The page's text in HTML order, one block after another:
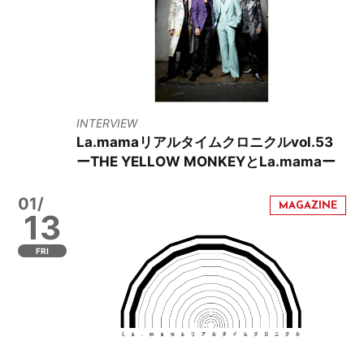
INTERVIEW
La.mamaリアルタイムクロニクルvol.53
ーTHE YELLOW MONKEYとLa.mamaー
01/
13
FRI